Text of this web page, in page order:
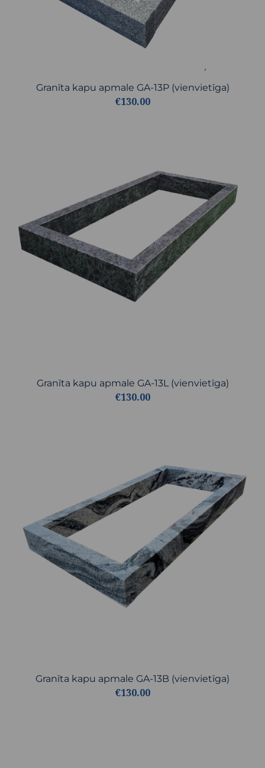
Granīta kapu apmale GA-13P (vienvietīga)
€130.00
Granīta kapu apmale GA-13L (vienvietīga)
€130.00
Granīta kapu apmale GA-13B (vienvietīga)
€130.00